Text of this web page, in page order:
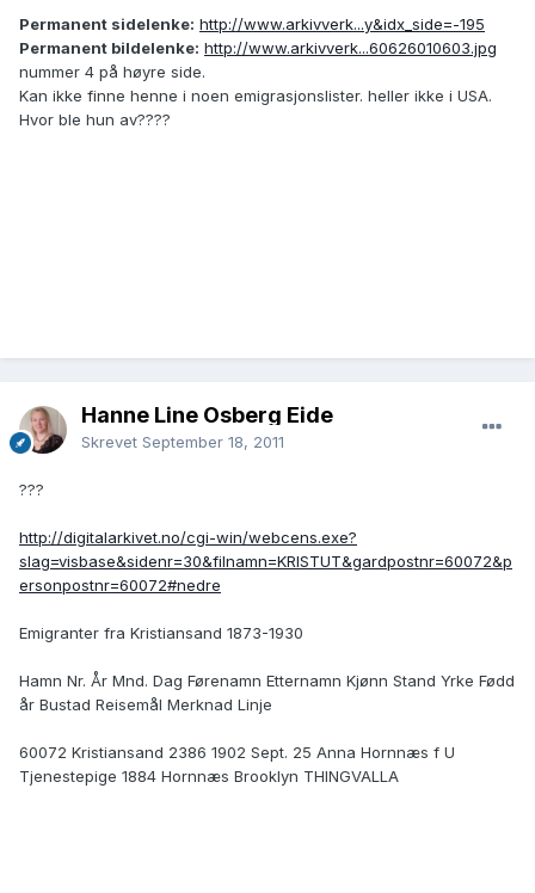
Permanent sidelenke: http://www.arkivverk...y&idx_side=-195
Permanent bildelenke: http://www.arkivverk...60626010603.jpg
nummer 4 på høyre side.
Kan ikke finne henne i noen emigrasjonslister. heller ikke i USA.
Hvor ble hun av????
Hanne Line Osberg Eide
Skrevet September 18, 2011
???
http://digitalarkivet.no/cgi-win/webcens.exe?
slag=visbase&sidenr=30&filnamn=KRISTUT&gardpostnr=60072&p
ersonpostnr=60072#nedre
Emigranter fra Kristiansand 1873-1930
Hamn Nr. År Mnd. Dag Førenamn Etternamn Kjønn Stand Yrke Fødd
år Bustad Reisemål Merknad Linje
60072 Kristiansand 2386 1902 Sept. 25 Anna Hornnæs f U
Tjenestepige 1884 Hornnæs Brooklyn THINGVALLA